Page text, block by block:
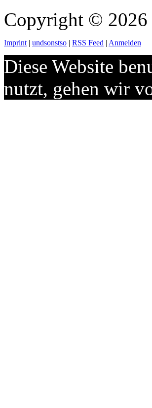
Copyright © 2026
Imprint| undsonstso | RSS Feed | Anmelden
Diese Website
nutzt, gehen wir